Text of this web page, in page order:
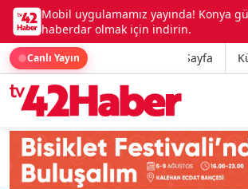
Mobil uygulamamız yayında! Konya
haberdar olmak için indirin.
Canlı Yayın Ana Sayfa